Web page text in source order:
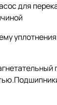
для